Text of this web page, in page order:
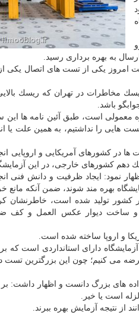
به بهره برداری رسید.
مخاطرات در تهران كه ریسك بالایی
باشد.
معمولی است، طبق آئین نامه ها
هایی را نداشتیم، به همین علت یا
ها در كشورهای آمریكایی و اروپایی
نمود: ایجاد ظرفیت و دانش فنی
بهره مند شوند، ضمن آنكه
كشور تولید شده است، خاطرنشان
و ساخت دیوار عكس العمل و
و اروپا ساخته شده است.
دارای استانداردی است كه بر
می كنیم؛ چون این بزرگترین تست
های بزرگ دانست و اظهار داشت: بر
است یا خیر.
از نتیجه آزمایش بهره ببرند.